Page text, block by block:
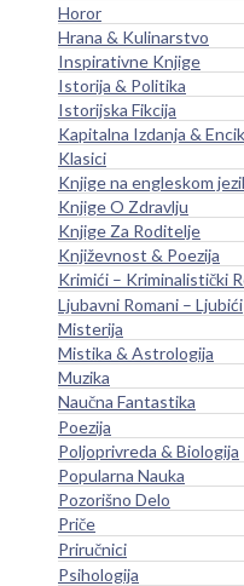
Horor
Hrana & Kulinarstvo
Inspirativne Knjige
Istorija & Politika
Istorijska Fikcija
Kapitalna Izdanja &
Klasici
Knjige na engleskom
Knjige O Zdravlju
Knjige Za Roditelje
Književnost & Poezija
Krimići – Kriminalistički
Ljubavni Romani – Ljubići
Misterija
Mistika & Astrologija
Muzika
Naučna Fantastika
Poezija
Poljoprivreda & Biologija
Popularna Nauka
Pozorišno Delo
Priče
Priručnici
Psihologija